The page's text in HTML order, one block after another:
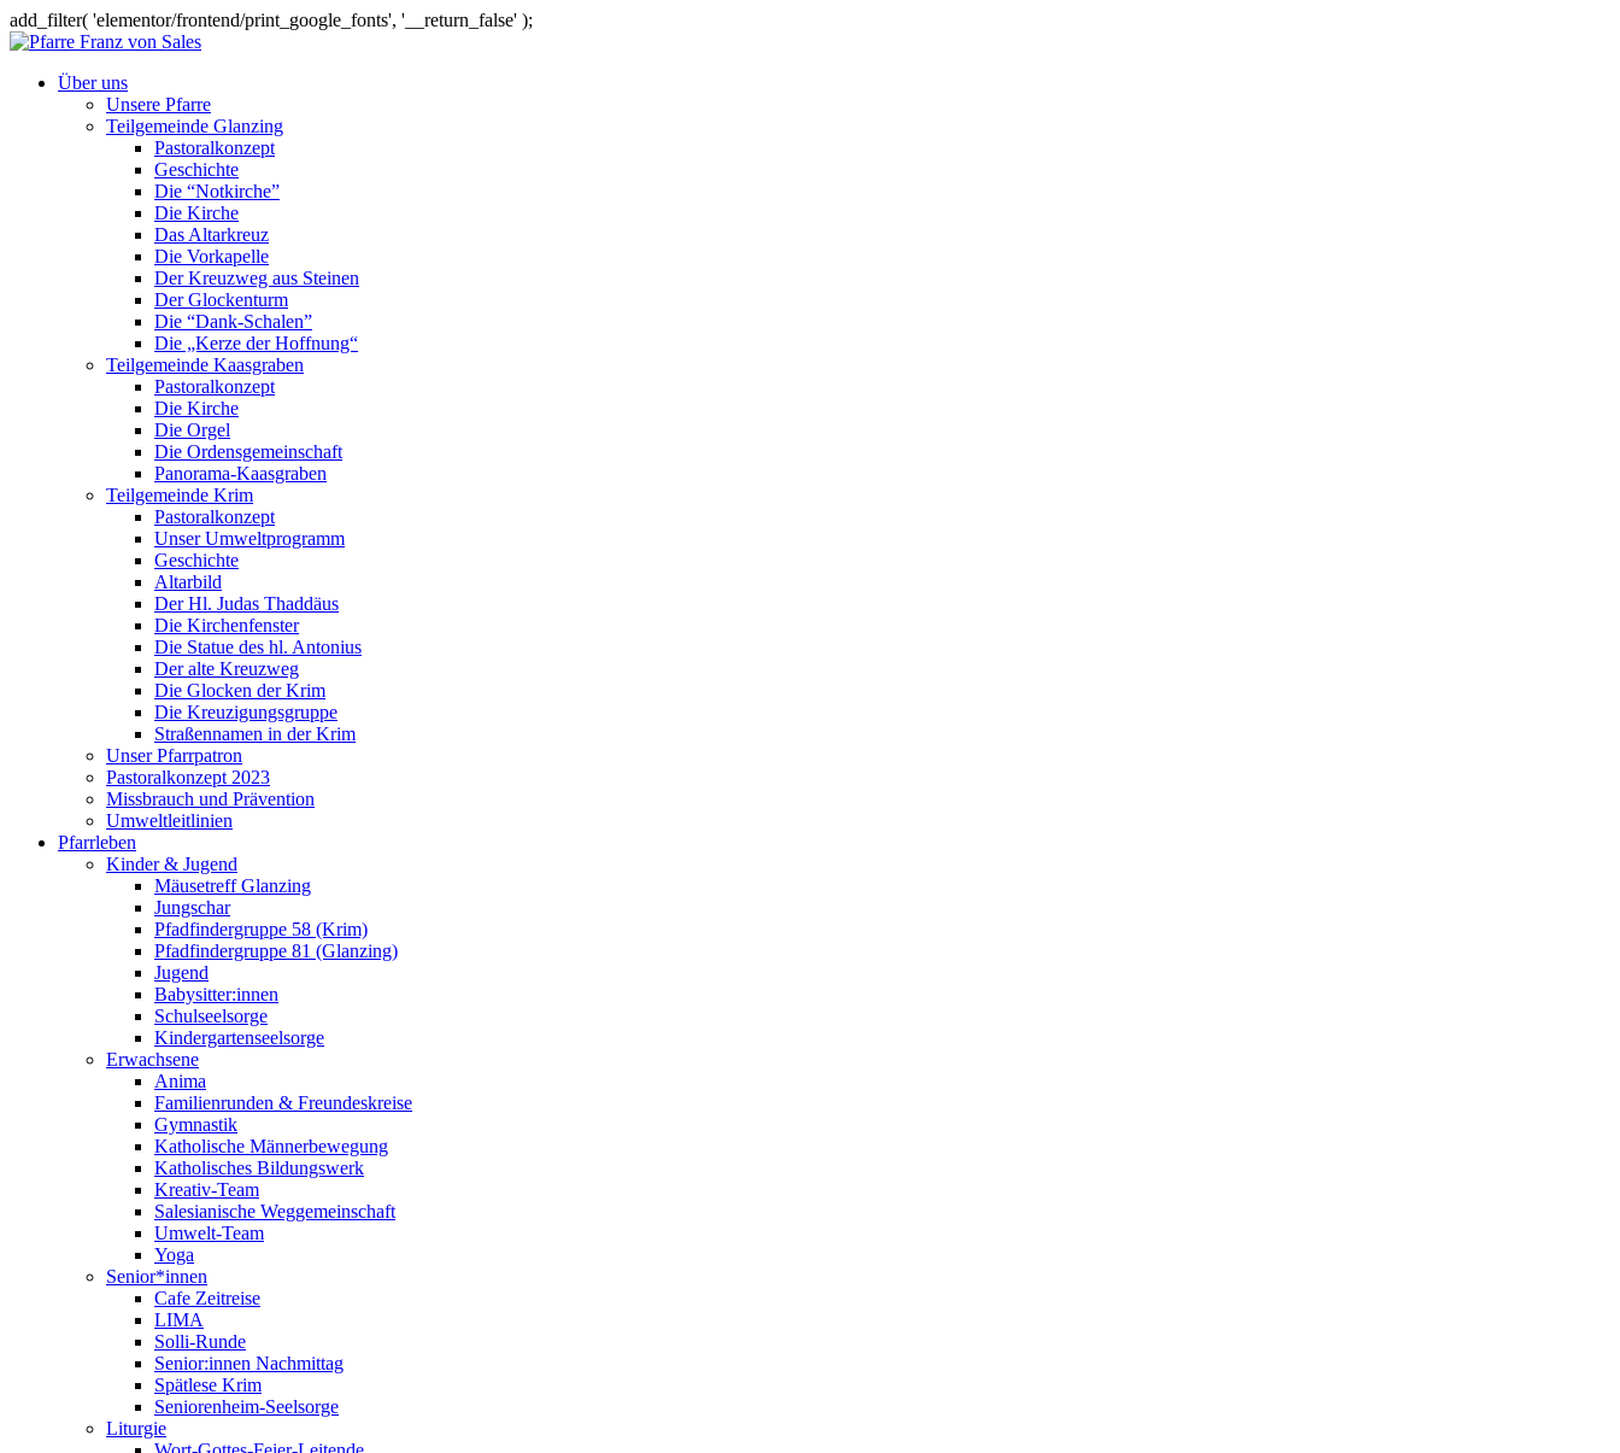
add_filter( 'elementor/frontend/print_google_fonts', '__return_false' );
Über uns
Unsere Pfarre
Teilgemeinde Glanzing
Pastoralkonzept
Geschichte
Die “Notkirche”
Die Kirche
Das Altarkreuz
Die Vorkapelle
Der Kreuzweg aus Steinen
Der Glockenturm
Die “Dank-Schalen”
Die „Kerze der Hoffnung“
Teilgemeinde Kaasgraben
Pastoralkonzept
Die Kirche
Die Orgel
Die Ordensgemeinschaft
Panorama-Kaasgraben
Teilgemeinde Krim
Pastoralkonzept
Unser Umweltprogramm
Geschichte
Altarbild
Der Hl. Judas Thaddäus
Die Kirchenfenster
Die Statue des hl. Antonius
Der alte Kreuzweg
Die Glocken der Krim
Die Kreuzigungsgruppe
Straßennamen in der Krim
Unser Pfarrpatron
Pastoralkonzept 2023
Missbrauch und Prävention
Umweltleitlinien
Pfarrleben
Kinder & Jugend
Mäusetreff Glanzing
Jungschar
Pfadfindergruppe 58 (Krim)
Pfadfindergruppe 81 (Glanzing)
Jugend
Babysitter:innen
Schulseelsorge
Kindergartenseelsorge
Erwachsene
Anima
Familienrunden & Freundeskreise
Gymnastik
Katholische Männerbewegung
Katholisches Bildungswerk
Kreativ-Team
Salesianische Weggemeinschaft
Umwelt-Team
Yoga
Senior*innen
Cafe Zeitreise
LIMA
Solli-Runde
Senior:innen Nachmittag
Spätlese Krim
Seniorenheim-Seelsorge
Liturgie